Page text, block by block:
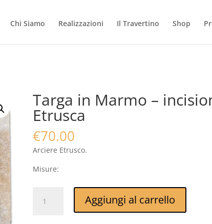
Chi Siamo Realizzazioni Il Travertino Shop
Targa in Marmo –
Etrusca
€70.00
Arciere Etrusco.
Misure:
Aggiungi al carrello